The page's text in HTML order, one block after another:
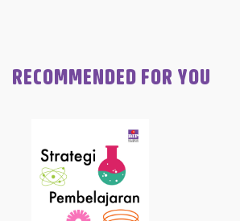
RECOMMENDED FOR YOU